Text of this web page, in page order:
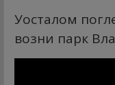
Уосталом
возни парк